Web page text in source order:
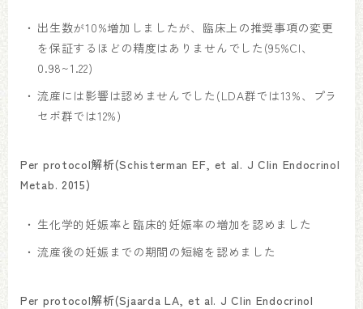
出生数が10%増加しましたが、臨床上の推奨事項の変更
を保証するほどの精度はありませんでした(95%CI、
0.98~1.22)
流産には影響は認めませんでした(LDA群では13%、プラ
セボ群では12%)
Per protocol解析(Schisterman EF, et al. J Clin Endocrinol
Metab. 2015)
生化学的妊娠率と臨床的妊娠率の増加を認めました
流産後の妊娠までの期間の短縮を認めました
Per protocol解析(Sjaarda LA, et al. J Clin Endocrinol